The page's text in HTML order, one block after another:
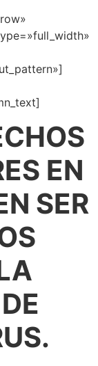
EN
SER